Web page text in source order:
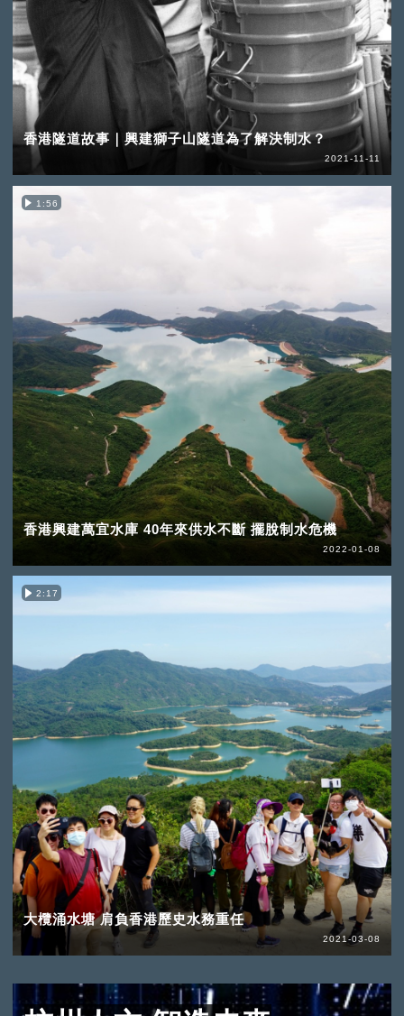
香港隧道故事｜興建獅子山隧道為了解決制水？
2021-11-11
1:56
香港興建萬宜水庫 40年來供水不斷 擺脫制水危機
2022-01-08
2:17
大欖涌水塘 肩負香港歷史水務重任
2021-03-08